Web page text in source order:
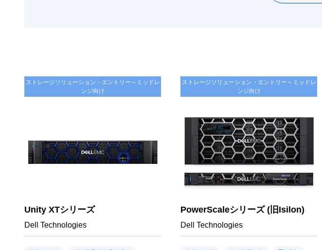
ストレージソリューション・エントリー～ミッドレ
ンジ向け
Unity XTシリーズ
Dell Technologies
ストレージソリューション・エントリー～ミッドレ
ンジ向け
PowerScaleシリーズ (旧Isilon)
Dell Technologies